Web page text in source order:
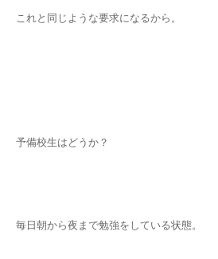
これと同じような要求になるから。
予備校生はどうか？
毎日朝から夜まで勉強をしている状態。